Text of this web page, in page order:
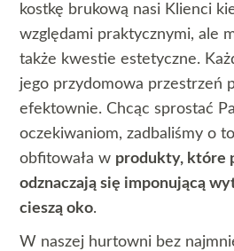
kostkę brukową nasi Klienci
względami praktycznymi, ale
także kwestie estetyczne.
jego przydomowa przestrzeń
efektownie. Chcąc sprostać
oczekiwaniom, zadbaliśmy o
obfitowała w produkty, które
odznaczają się imponującą
cieszą oko.
W naszej hurtowni bez